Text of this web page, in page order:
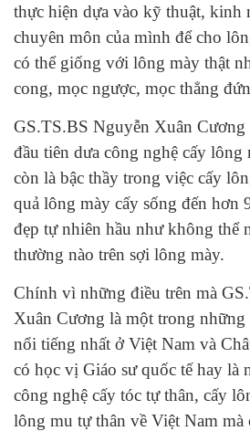
thực hiện dựa vào kỹ thuật, kinh
chuyên môn của mình để cho
có thể giống với lông mày thật
cong, mọc ngược, mọc thẳng
GS.TS.BS Nguyễn Xuân
đầu tiên dưa công nghệ cấy lông
còn là bậc thầy trong việc cấy
quả lông mày cấy sống đến hơn
đẹp tự nhiên hầu như không thể
thường nào trên sợi lông mày.
Chính vì những điều trên mà
Xuân Cương là một trong những
nổi tiếng nhất ở Việt Nam và
có học vị Giáo sư quốc tế hay là
công nghệ cấy tóc tự thân, cấy
lông mu tự thân về Việt Nam mà